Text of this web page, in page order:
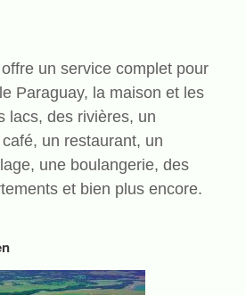
un service complet pour
Paraguay, la maison et les
lacs, des rivières, un
un restaurant, un
une boulangerie, des
et bien plus encore.